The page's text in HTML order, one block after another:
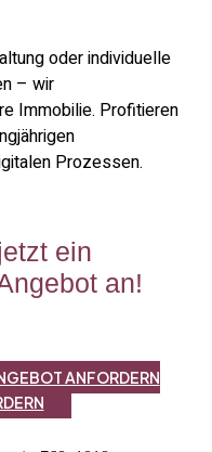
oder individuelle
– wir
Immobilie. Profitieren
Prozessen.
ein
an!
ANFORDERN